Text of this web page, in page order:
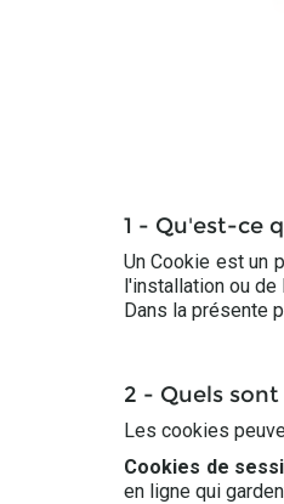
1 - Qu'est-ce
Un Cookie est un
l'installation ou de
Dans la présente
2 - Quels
Les cookies
Cookies de
en ligne qui